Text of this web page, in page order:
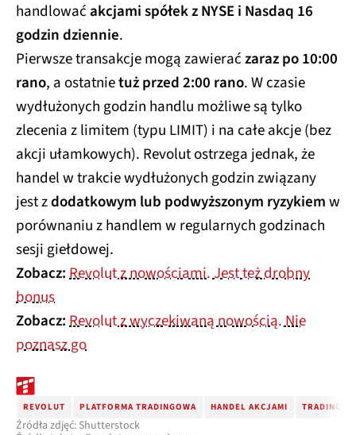
handlowaćakcjami spółek z NYSE i Nasdaq 16
godzin dziennie.
Pierwsze transakcje mogą zawieraćzaraz po 10:00
rano, a ostatnietuż przed 2:00 rano. W czasie
wydłużonych godzin handlu możliwe są tylko
zlecenia z limitem (typu LIMIT) i na całe akcje (bez
akcji ułamkowych). Revolut ostrzega jednak, że
handel w trakcie wydłużonych godzin związany
jest zdodatkowym lub podwyższonym ryzykiemw
porównaniu z handlem w regularnych godzinach
sesji giełdowej.
Zobacz:Revolut z nowościami. Jest też drobny
bonus
Zobacz:Revolut z wyczekiwaną nowością. Nie
poznasz go
REVOLUT PLATFORMA TRADINGOWA HANDEL AKCJAMI TRADING
Źródła zdjęć: Shutterstock